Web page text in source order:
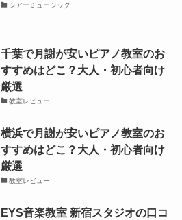
シアーミュージック
千葉で月謝が安いピアノ教室のお
すすめはどこ？大人・初心者向け
厳選
教室レビュー
横浜で月謝が安いピアノ教室のお
すすめはどこ？大人・初心者向け
厳選
教室レビュー
EYS音楽教室 新宿スタジオの口コ